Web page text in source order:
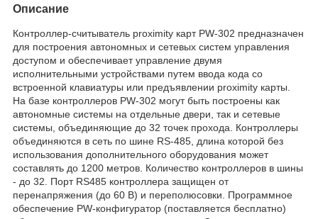
Описание
Контроллер-считыватель proximity карт PW-302 предназначен
для построения автономных и сетевых систем управления
доступом и обеспечивает управление двумя
исполнительными устройствами путем ввода кода со
встроенной клавиатуры или предъявлении рroximity карты.
На базе контроллеров PW-302 могут быть построены как
автономные системы на отдельные двери, так и сетевые
системы, объединяющие до 32 точек прохода. Контроллеры
объединяются в сеть по шине RS-485, длина которой без
использования дополнительного оборудования может
составлять до 1200 метров. Количество контроллеров в шины
- до 32. Порт RS485 контроллера защищен от
перенапряжения (до 60 В) и переполюсовки. Программное
обеспечение PW-конфигуратор (поставляется бесплатно)